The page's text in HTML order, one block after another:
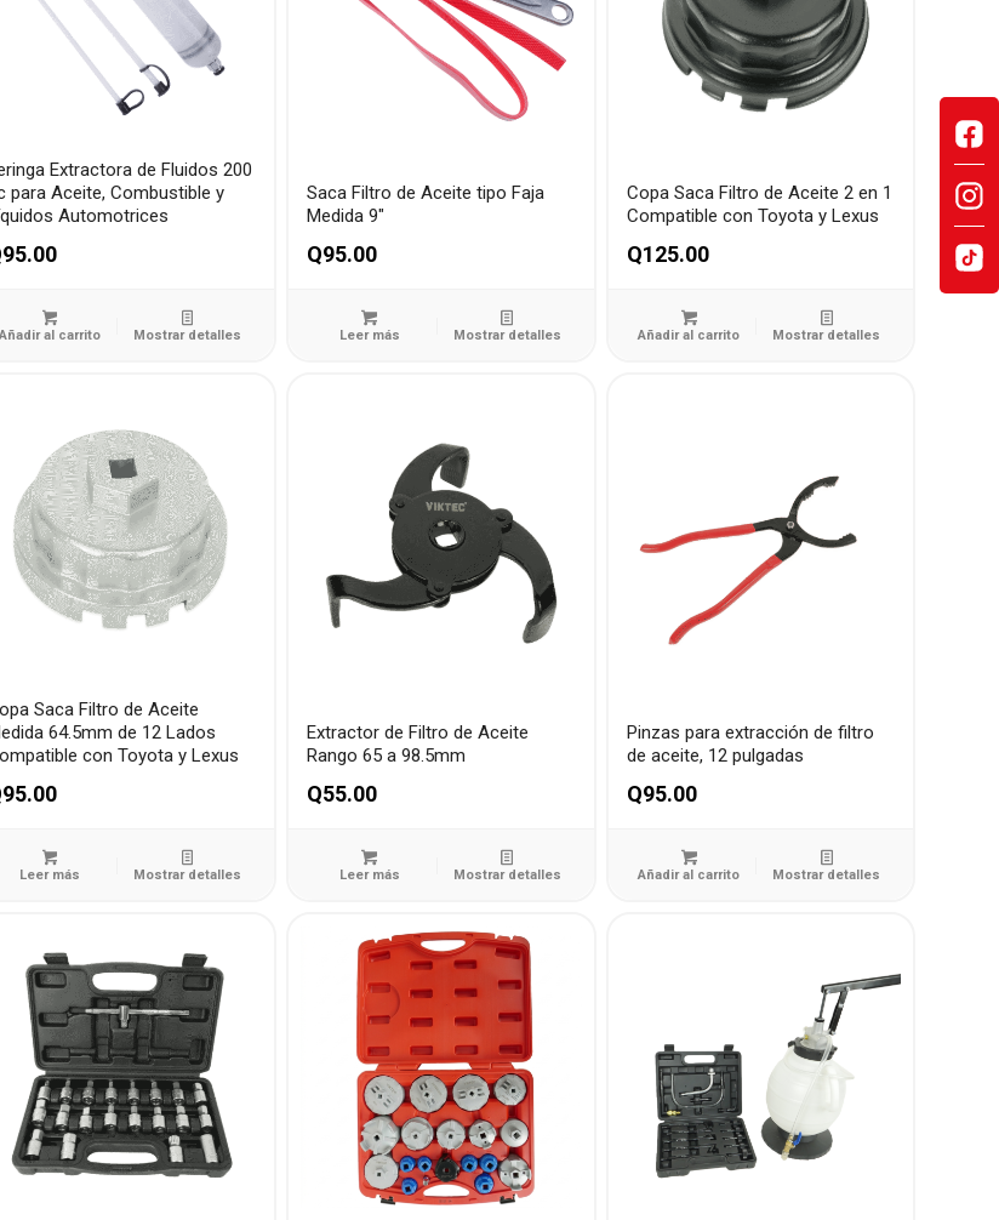
Extractora de Fluidos 200
para Aceite, Combustible y
Automotrices
95.00
al carrito Mostrar detalles
Saca Filtro de Aceite tipo Faja
Medida 9″
Q95.00
Leer más Mostrar detalles
Copa Saca Filtro de Aceite 2 en 1
Compatible con Toyota y Lexus
Q125.00
Añadir al carrito Mostrar detalles
Saca Filtro de Aceite
64.5mm de 12 Lados
con Toyota y Lexus
95.00
Leer más Mostrar detalles
Extractor de Filtro de Aceite
Rango 65 a 98.5mm
Q55.00
Leer más Mostrar detalles
Pinzas para extracción de filtro
de aceite, 12 pulgadas
Q95.00
Añadir al carrito Mostrar detalles